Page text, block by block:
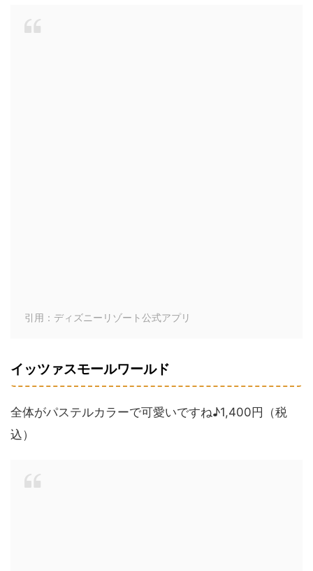
引用：ディズニーリゾート公式アプリ
イッツァスモールワールド
全体がパステルカラーで可愛いですね♪1,400円（税
込）